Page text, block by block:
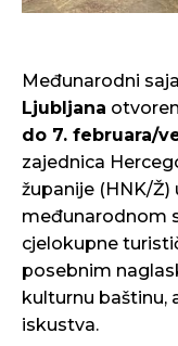
Međunarodni
Ljubljana
do 7. februara/
zajednica
županije (HNK/
međunarodnom
cjelokupne
posebnim
kulturnu baštinu,
iskustva.